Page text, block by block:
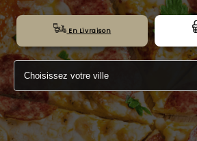
VOS AVIS
MENTIONS LÉGALES
C.G.V
En Livraison